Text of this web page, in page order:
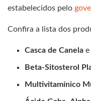
estabelecidos pelo
Confira a lista dos
Casca de Canela e
Beta-Sitosterol
Multivitamínico